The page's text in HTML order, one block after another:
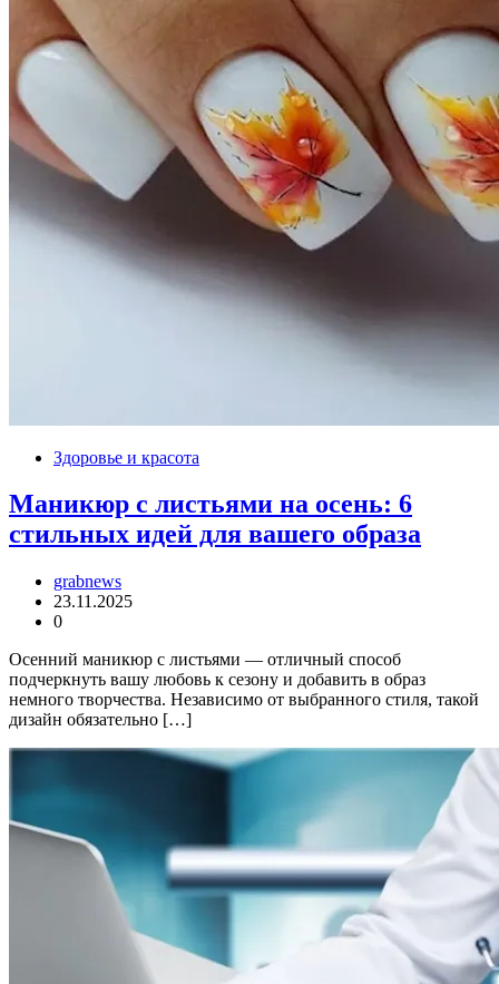
Здоровье и красота
Маникюр с листьями на осень: 6
стильных идей для вашего образа
grabnews
23.11.2025
0
Осенний маникюр с листьями — отличный способ
подчеркнуть вашу любовь к сезону и добавить в образ
немного творчества. Независимо от выбранного стиля, такой
дизайн обязательно […]